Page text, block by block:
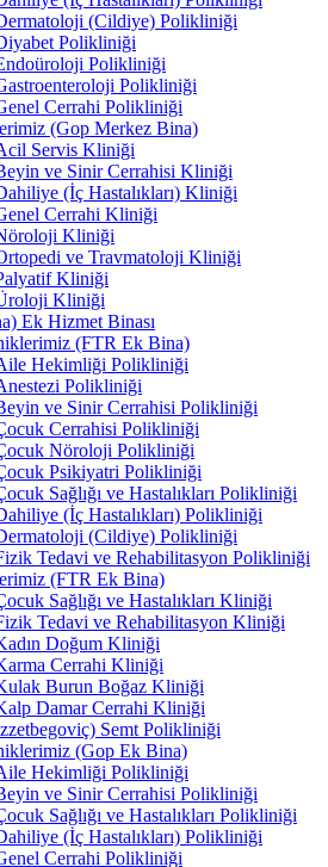
(Cildiye) Polikliniği
Polikliniği
Polikliniği
Polikliniği
Cerrahi Polikliniği
(Gop Merkez Bina)
Servis Kliniği
ve Sinir Cerrahisi Kliniği
(İç Hastalıkları) Kliniği
Cerrahi Kliniği
Kliniği
ve Travmatoloji Kliniği
Kliniği
Kliniği
Ek Hizmet Binası
(FTR Ek Bina)
Hekimliği Polikliniği
Polikliniği
ve Sinir Cerrahisi Polikliniği
Cerrahisi Polikliniği
Nöroloji Polikliniği
Psikiyatri Polikliniği
Sağlığı ve Hastalıkları Polikliniği
(İç Hastalıkları) Polikliniği
(Cildiye) Polikliniği
Tedavi ve Rehabilitasyon Polikliniği
(FTR Ek Bina)
Sağlığı ve Hastalıkları Kliniği
Tedavi ve Rehabilitasyon Kliniği
Doğum Kliniği
Cerrahi Kliniği
Burun Boğaz Kliniği
Damar Cerrahi Kliniği
Semt Polikliniği
(Gop Ek Bina)
Hekimliği Polikliniği
ve Sinir Cerrahisi Polikliniği
Sağlığı ve Hastalıkları Polikliniği
(İç Hastalıkları) Polikliniği
Cerrahi Polikliniği